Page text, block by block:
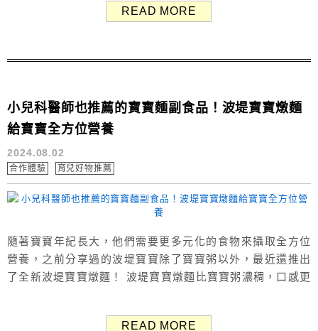
加 食安問題日趨嚴重，有小孩後更要重視食品安全與健康，
READ MORE
小兒科醫師也推薦的寶寶麵副食品！波堤寶寶燉麵
給寶寶全方位營養
2024.08.02
合作體驗 育兒好物推薦
隨著寶寶年紀長大，他們需要更多元化的食物來攝取全方位
營養，之前分享過的波堤寶寶除了寶寶粥以外，最近還推出
了全新波堤寶寶燉麵！ 波堤寶寶燉麵比寶寶粥濃稠，口感更
READ MORE